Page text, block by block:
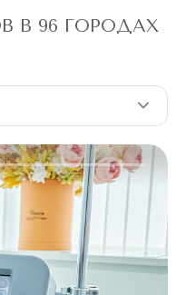
В 96 ГОРОДАХ